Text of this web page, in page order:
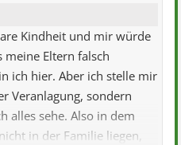
Kindheit und mir würde
Eltern falsch
ich hier. Aber ich stelle mir
Veranlagung, sondern
alles sehe. Also in dem
in der Familie liegen,